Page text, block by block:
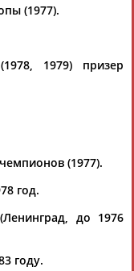
Артур
(1977).
1979) призер
(1977).
год.
до 1976
году.